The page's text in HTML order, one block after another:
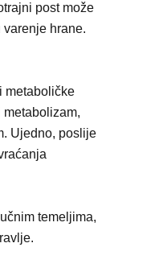
post može
hrane.
metaboličke
Ujedno, poslije
temeljima,